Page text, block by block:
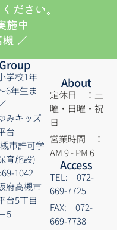
ださい。
施中
／
Group
学校1年
6年生ま
みキッズ
台
市許可学
育施設)
1042
府高槻市
台5丁目
5
About
定休日 ：土
曜・日曜・祝
日
営業時間 ：
AM 9 - PM 6
Access
TEL: 072-
669-7725
FAX: 072-
669-7738